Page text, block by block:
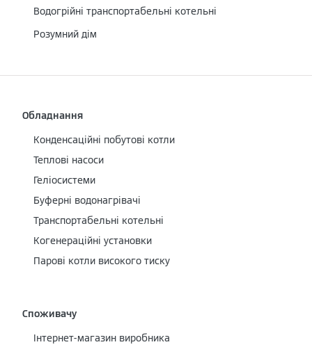
Водогрійні транспортабельні котельні
Розумний дім
Обладнання
Конденсаційні побутові котли
Теплові насоси
Геліосистеми
Буферні водонагрівачі
Транспортабельні котельні
Когенераційні установки
Парові котли високого тиску
Споживачу
Інтернет-магазин виробника